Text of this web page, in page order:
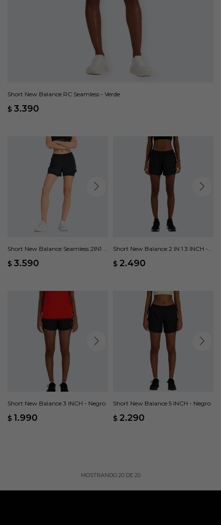
Short New Balance RC Seamless - Verde
$ 3.390
Short New Balance Seamless 2IN1 -
$ 3.590
Short New Balance 2 IN 1 3 INCH -
$ 2.490
Short New Balance 3 INCH - Negro
$ 1.990
Short New Balance 5 INCH - Negro
$ 2.290
MOSTRANDO 20DE 20